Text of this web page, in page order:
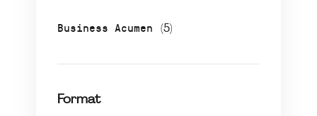
Business Acumen (5)
Format